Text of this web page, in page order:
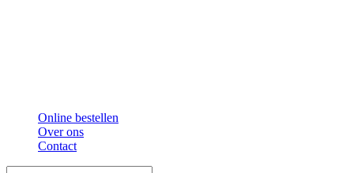
Online bestellen
Over ons
Contact